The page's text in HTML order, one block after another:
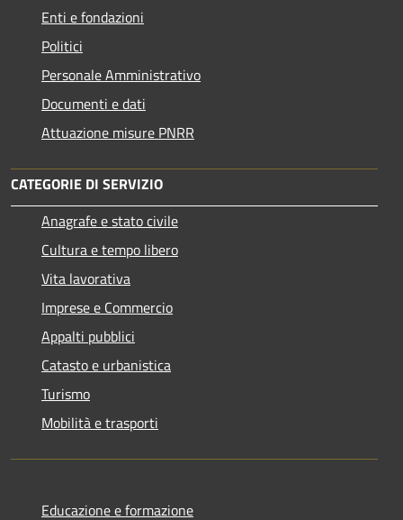
Enti e fondazioni
Politici
Personale Amministrativo
Documenti e dati
Attuazione misure PNRR
CATEGORIE DI SERVIZIO
Anagrafe e stato civile
Cultura e tempo libero
Vita lavorativa
Imprese e Commercio
Appalti pubblici
Catasto e urbanistica
Turismo
Mobilità e trasporti
Educazione e formazione